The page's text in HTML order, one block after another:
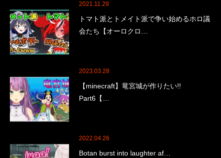
2021.11.29
トマト派とトメイト派で争い始めるホロ議
会たち【オーロクロ…
2023.03.28
【minecraft】竜宮城が作りたい!!
Part6【…
2022.04.26
Botan burst into laughter af…